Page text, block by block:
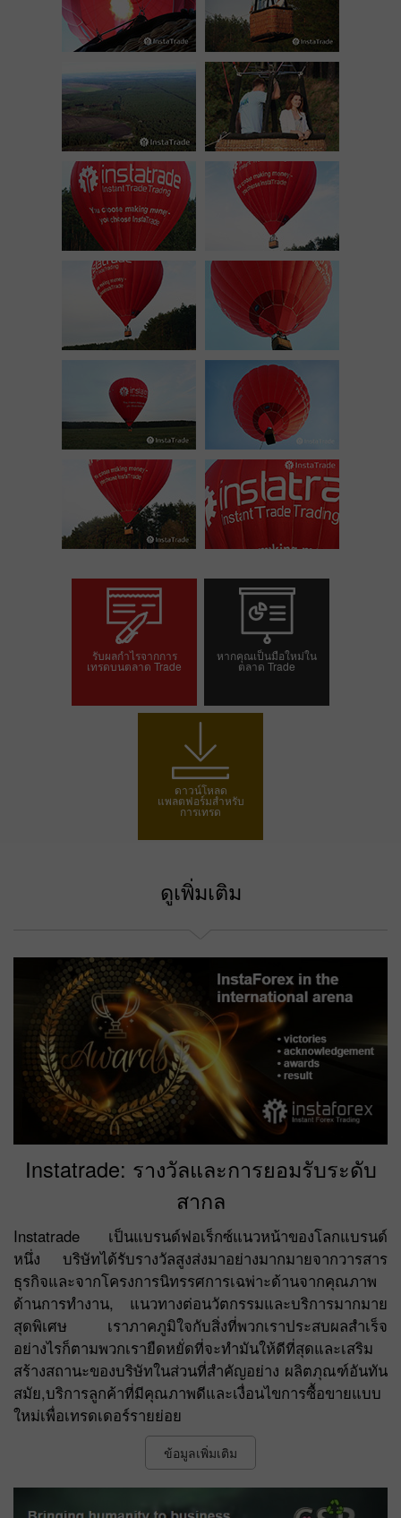
รับผลกำไรจากการ
เทรดบนตลาด Trade
หากคุณเป็นมือใหม่ใน
ตลาด Trade
ดาวน์โหลด
แพลตฟอร์มสำหรับ
การเทรด
ดูเพิ่มเติม
Instatrade: รางวัลและการยอมรับระดับ
สากล
Instatrade เป็นแบรนด์ฟอเร็กซ์แนวหน้าของโลกแบรนด์
หนึ่ง บริษัทได้รับรางวัลสูงส่งมาอย่างมากมายจากวารสาร
ธุรกิจและจากโครงการนิทรรศการเฉพ่าะด้านจากคุณภาพ
ด้านการทำงาน, แนวทางต่อนวัตกรรมและบริการมากมาย
สุดพิเศษ เราภาคภูมิใจกับสิ่งที่พวกเราประสบผลสำเร็จ
อย่างไรก็ตามพวกเรายืดหยั่ดที่จะทำมันให้ดีที่สุดและเสริม
สร้างสถานะของบริษัทในส่วนที่สำคัญอย่าง ผลิตภุณฑ์อันทัน
สมัย,บริการลูกค้าที่มีคุณภาพดีและเงื่อนไขการซื้อขายแบบ
ใหม่เพื่อเทรดเดอร์รายย่อย
ข้อมูลเพิ่มเติม